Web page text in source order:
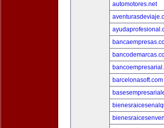
automotores.net
barcelonasoft.com